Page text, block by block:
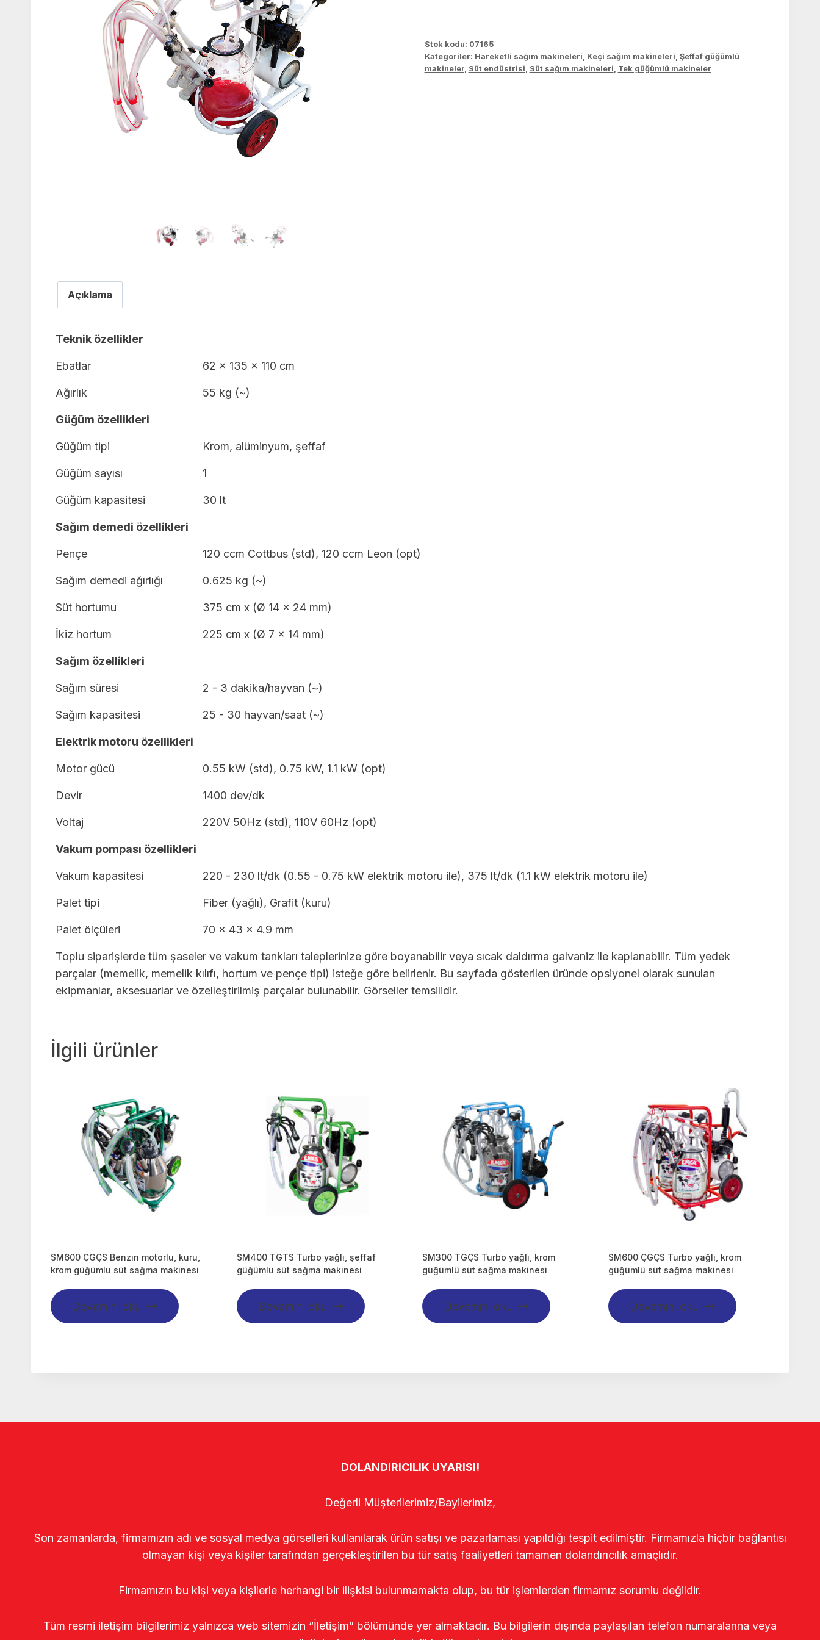
Stok kodu: 07165
Kategoriler: Hareketli sağım makineleri, Keçi sağım makineleri, Şeffaf güğümlü
makineler, Süt endüstrisi, Süt sağım makineleri, Tek güğümlü makineler
Açıklama
Teknik özellikler
Ebatlar 62 x 135 x 110 cm
Ağırlık 55 kg (~)
Güğüm özellikleri
Güğüm tipi Krom, alüminyum, şeffaf
Güğüm sayısı 1
Güğüm kapasitesi 30 lt
Sağım demedi özellikleri
Pençe 120 ccm Cottbus (std), 120 ccm Leon (opt)
Sağım demedi ağırlığı 0.625 kg (~)
Süt hortumu 375 cm x (Ø 14 x 24 mm)
İkiz hortum 225 cm x (Ø 7 x 14 mm)
Sağım özellikleri
Sağım süresi 2 - 3 dakika/hayvan (~)
Sağım kapasitesi 25 - 30 hayvan/saat (~)
Elektrik motoru özellikleri
Motor gücü 0.55 kW (std), 0.75 kW, 1.1 kW (opt)
Devir 1400 dev/dk
Voltaj 220V 50Hz (std), 110V 60Hz (opt)
Vakum pompası özellikleri
Vakum kapasitesi 220 - 230 lt/dk (0.55 - 0.75 kW elektrik motoru ile), 375 lt/dk (1.1 kW elektrik motoru ile)
Palet tipi Fiber (yağlı), Grafit (kuru)
Palet ölçüleri 70 x 43 x 4.9 mm
Toplu siparişlerde tüm şaseler ve vakum tankları taleplerinize göre boyanabilir veya sıcak daldırma galvaniz ile kaplanabilir. Tüm yedek
parçalar (memelik, memelik kılıfı, hortum ve pençe tipi) isteğe göre belirlenir. Bu sayfada gösterilen üründe opsiyonel olarak sunulan
ekipmanlar, aksesuarlar ve özelleştirilmiş parçalar bulunabilir. Görseller temsilidir.
İlgili ürünler
SM600 ÇGÇS Benzin motorlu, kuru,
krom güğümlü süt sağma makinesi
Devamını oku
SM400 TGTS Turbo yağlı, şeffaf
güğümlü süt sağma makinesi
Devamını oku
SM300 TGÇS Turbo yağlı, krom
güğümlü süt sağma makinesi
Devamını oku
SM600 ÇGÇS Turbo yağlı, krom
güğümlü süt sağma makinesi
Devamını oku
DOLANDIRICILIK UYARISI!
Değerli Müşterilerimiz/Bayilerimiz,
Son zamanlarda, firmamızın adı ve sosyal medya görselleri kullanılarak ürün satışı ve pazarlaması yapıldığı tespit edilmiştir. Firmamızla hiçbir bağlantısı
olmayan kişi veya kişiler tarafından gerçekleştirilen bu tür satış faaliyetleri tamamen dolandırıcılık amaçlıdır.
Firmamızın bu kişi veya kişilerle herhangi bir ilişkisi bulunmamakta olup, bu tür işlemlerden firmamız sorumlu değildir.
Tüm resmi iletişim bilgilerimiz yalnızca web sitemizin “İletişim” bölümünde yer almaktadır. Bu bilgilerin dışında paylaşılan telefon numaralarına veya